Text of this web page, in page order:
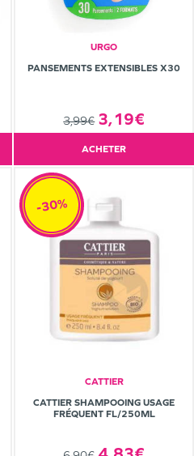
URGO
PANSEMENTS EXTENSIBLES X30
3,99€ 3,19€
ACHETER
CATTIER
CATTIER SHAMPOOING USAGE
FRÉQUENT FL/250ML
-30%